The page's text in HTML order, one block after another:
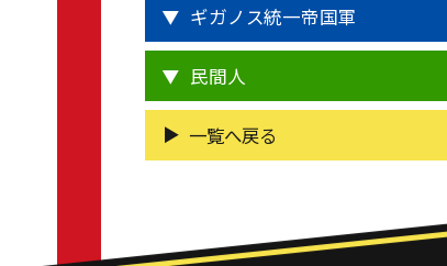
ギガノス統一帝国軍
民間人
一覧へ戻る